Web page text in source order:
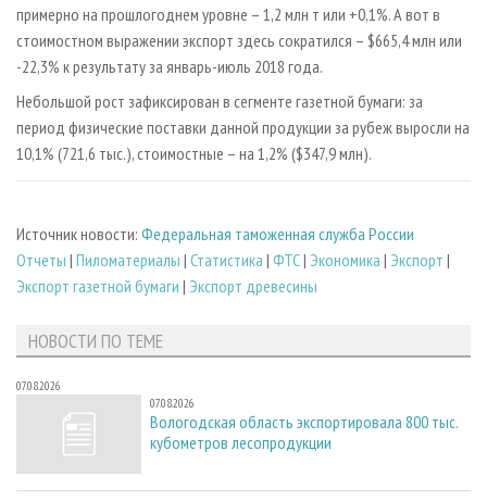
примерно на прошлогоднем уровне – 1,2 млн т или +0,1%. А вот в
стоимостном выражении экспорт здесь сократился – $665,4 млн или
-22,3% к результату за январь-июль 2018 года.
Небольшой рост зафиксирован в сегменте газетной бумаги: за
период физические поставки данной продукции за рубеж выросли на
10,1% (721,6 тыс.), стоимостные – на 1,2% ($347,9 млн).
Источник новости: Федеральная таможенная служба России
Отчеты | Пиломатериалы | Статистика | ФТС| Экономика | Экспорт |
Экспорт газетной бумаги | Экспорт древесины
НОВОСТИ ПО ТЕМЕ
07.08.2026
07.08.2026
Вологодская область экспортировала 800 тыс.
кубометров лесопродукции